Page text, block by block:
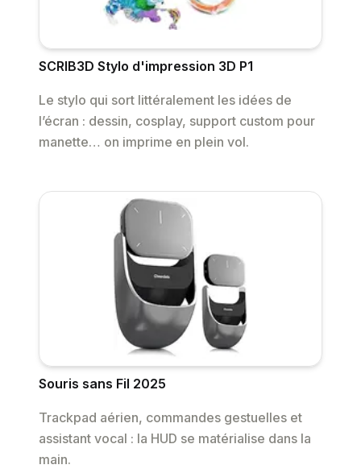
SCRIB3D Stylo d'impression 3D P1
Le stylo qui sort littéralement les idées de
l’écran : dessin, cosplay, support custom pour
manette… on imprime en plein vol.
Souris sans Fil 2025
Trackpad aérien, commandes gestuelles et
assistant vocal : la HUD se matérialise dans la
main.